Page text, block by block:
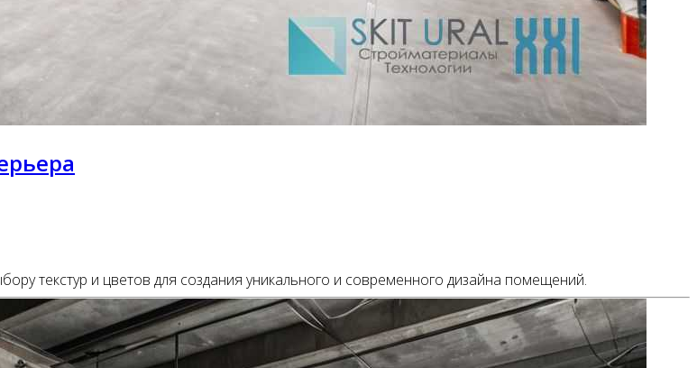
текстур и цветов для создания уникального и современного дизайна помещений.